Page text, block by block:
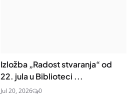
Izložba „Radost stvaranja“ od
22. jula u Biblioteci ...
Jul 20, 2026 0